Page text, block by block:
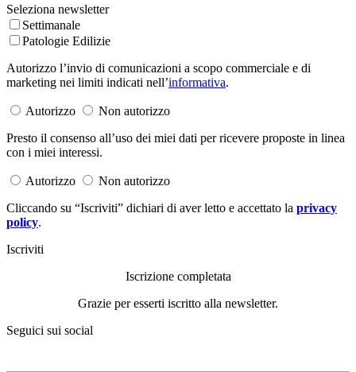
Seleziona newsletter
Settimanale
Patologie Edilizie
Autorizzo l’invio di comunicazioni a scopo commerciale e di
marketing nei limiti indicati nell’informativa.
Autorizzo
Non autorizzo
Presto il consenso all’uso dei miei dati per ricevere proposte in linea
con i miei interessi.
Autorizzo
Non autorizzo
Cliccando su “Iscriviti” dichiari di aver letto e accettato la privacy
policy.
Iscriviti
Iscrizione completata
Grazie per esserti iscritto alla newsletter.
Seguici sui social